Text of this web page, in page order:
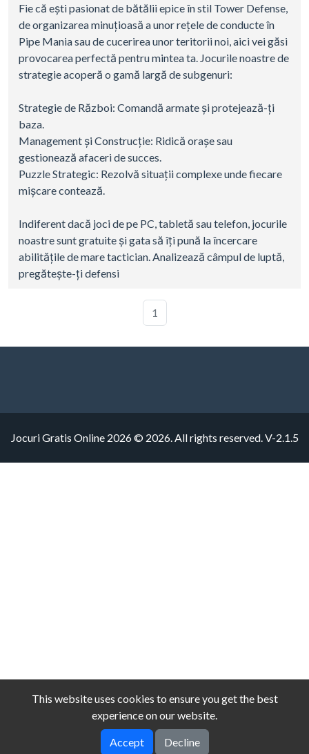
Fie că ești pasionat de bătălii epice în stil Tower Defense,
de organizarea minuțioasă a unor rețele de conducte în
Pipe Mania sau de cucerirea unor teritorii noi, aici vei găsi
provocarea perfectă pentru mintea ta. Jocurile noastre de
strategie acoperă o gamă largă de subgenuri:
Strategie de Război: Comandă armate și protejează-ți
baza.
Management și Construcție: Ridică orașe sau
gestionează afaceri de succes.
Puzzle Strategic: Rezolvă situații complexe unde fiecare
mișcare contează.
Indiferent dacă joci de pe PC, tabletă sau telefon, jocurile
noastre sunt gratuite și gata să îți pună la încercare
abilitățile de mare tactician. Analizează câmpul de luptă,
pregătește-ți defensi
1
Jocuri Gratis Online 2026 © 2026. All rights reserved. V-2.1.5
This website uses cookies to ensure you get the best
experience on our website.
Accept Decline